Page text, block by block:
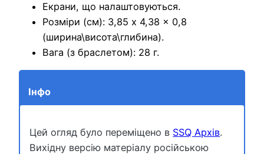
Екрани, що налаштовуються.
Розміри (см): 3,85 x 4,38 x 0,8
(ширина\висота\глибина).
Вага (з браслетом): 28 г.
Інфо
Цей огляд було переміщено в SSQ Архів.
Вихідну версію матеріалу російською